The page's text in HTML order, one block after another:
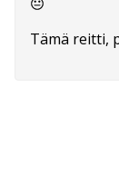
Tämä reitti,